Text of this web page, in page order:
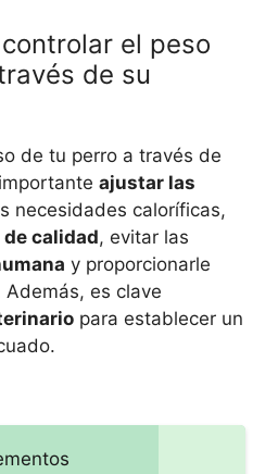
el peso
de su
de tu perro a través de
ajustar las
necesidades caloríficas,
calidad, evitar las
y proporcionarle
Además, es clave
para establecer un